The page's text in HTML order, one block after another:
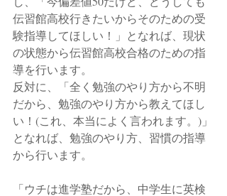
伝習館高校行きたいからそのための受
験指導してほしい！」となれば、現状
の状態から伝習館高校合格のための指
導を行います。
反対に、「全く勉強のやり方から不明
だから、勉強のやり方から教えてほし
い！(これ、本当によく言われます。)」
となれば、勉強のやり方、習慣の指導
から行います。
「ウチは進学塾だから、中学生に英検